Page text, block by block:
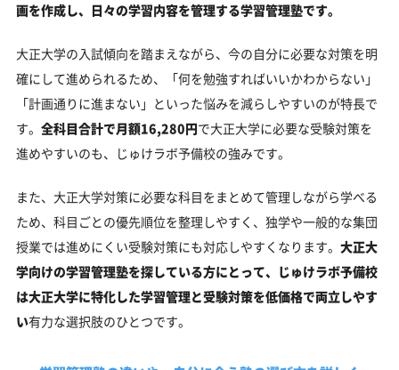
画を作成し、日々の学習内容を管理する学習管理塾です。
大正大学の入試傾向を踏まえながら、今の自分に必要な対策を明
確にして進められるため、「何を勉強すればいいかわからない」
「計画通りに進まない」といった悩みを減らしやすいのが特長で
す。 全科目合計で月額16,280円で大正大学に必要な受験対策を
進めやすいのも、じゅけラボ予備校の強みです。
また、大正大学対策に必要な科目をまとめて管理しながら学べる
ため、科目ごとの優先順位を整理しやすく、独学や一般的な集団
授業では進めにくい受験対策にも対応しやすくなります。 大正大
学向けの学習管理塾を探している方にとって、じゅけラボ予備校
は大正大学に特化した学習管理と受験対策を低価格で両立しやす
い有力な選択肢のひとつです。